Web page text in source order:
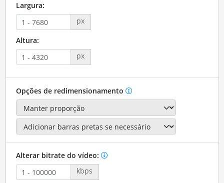
Largura:
px
Altura:
px
Opções de redimensionamento
Alterar bitrate do vídeo:
kbps